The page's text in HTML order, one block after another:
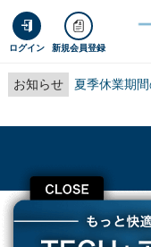
ログイン 新規会員登録
お知らせ 夏季休業期
TECH+ 企業IT
ITイ